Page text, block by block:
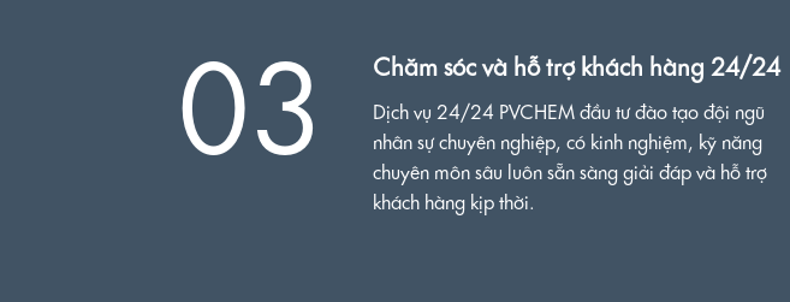
03 Chăm sóc và hỗ trợ khách hàng 24/24
Dịch vụ 24/24 PVCHEM đầu tư đào tạo đội ngũ
nhân sự chuyên nghiệp, có kinh nghiệm, kỹ năng
chuyên môn sâu luôn sẵn sàng giải đáp và hỗ trợ
khách hàng kịp thời.